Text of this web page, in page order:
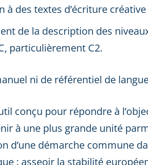
à des textes d’écriture
de la description des
particulièrement C2.
ni de référentiel de
conçu pour répondre à
à une plus grande unité
d’une démarche commune
: asseoir la stabilité